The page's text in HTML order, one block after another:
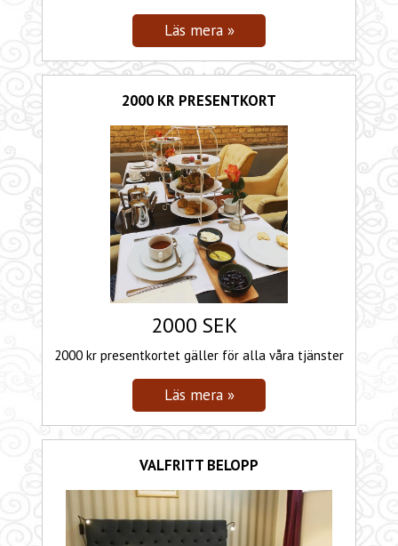
2000 KR PRESENTKORT
2000 SEK
2000 kr presentkortet gäller för alla våra tjänster
VALFRITT BELOPP